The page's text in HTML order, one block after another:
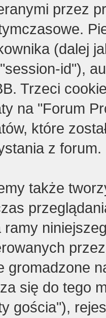
przez
(dalej
id"),
Trzeci
na "Forum
które
z forum.
także
ramy
gromadzone
się do tego
gościa"),